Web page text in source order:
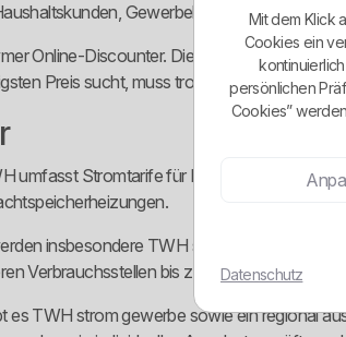
Gewerbekunden sowie
Online-Discounter. Die Stärke liegt eher in
Preis sucht, muss trotzdem knallhart
umfasst Stromtarife für Haushalts- und
insbesondere TWH strom flex und
Verbrauchsstellen bis zu einer bestimmten
es TWH strom gewerbe sowie ein regional
Mit dem Klick
Cookies ein
persönlichen
Cookies”
Datenschutz